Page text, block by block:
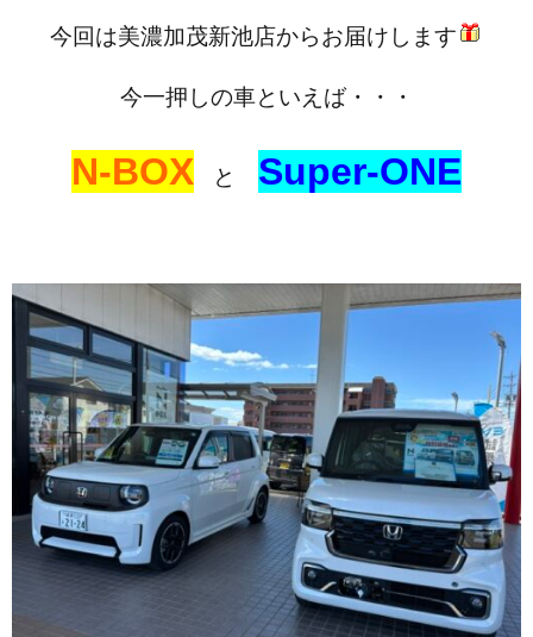
今回は美濃加茂新池店からお届けします
今一押しの車といえば・・・
N-BOX と Super-ONE